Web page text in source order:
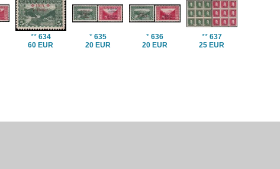
** 634
60 EUR
* 635
20 EUR
*636
20 EUR
** 637
25 EUR